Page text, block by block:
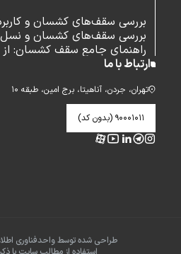
بررسی سقف‌های کشسان و کاربرد
بررسی سقف‌های کشسان و
راهنمای جامع سقف کشسان: از
ارتباط با ما
تهران، جردن، آناهیتا، برج امین، طبقه ۱۰
۹۰۰۰۱۰۱۱ (بدون کد)
طراحی شده توسط واحدفناوری